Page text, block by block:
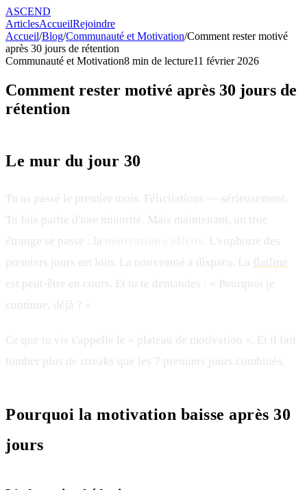
ASCEND
ArticlesAccueilRejoindre
Accueil/Blog/Communauté et Motivation/Comment rester motivé
après 30 jours de rétention
Communauté et Motivation8 min de lecture11 février 2026
Comment rester motivé après 30 jours de
rétention
Le mur du jour 30
Tu as passé le premier mois. Félicitations — sérieusement.
Tu fais partie d'une minorité. Mais maintenant, un truc
étrange se passe : la
. L'euphorie des
premiers jours est loin. La nouveauté a disparu. La flatline
est peut-être en cours. Et tu te demandes : « Pourquoi je
continue, déjà ? »
Ce que tu vis s'appelle le « plateau de motivation ». Et il fait
tomber plus de streaks que les 7 premiers jours combinés.
Pourquoi la motivation baisse après 30
jours